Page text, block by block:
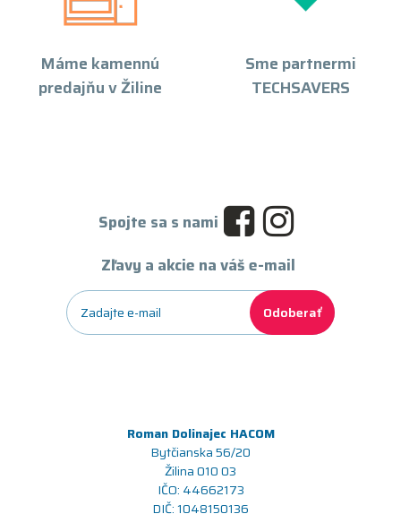
Máme kamennú
predajňu v Žiline
Sme partnermi
TECHSAVERS
Spojte sa s nami
Zľavy a akcie na váš e-mail
Odoberať
Roman Dolinajec HACOM
Bytčianska 56/20
Žilina 010 03
IČO: 44662173
DIČ: 1048150136